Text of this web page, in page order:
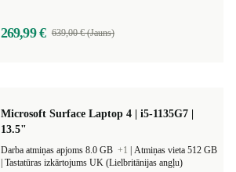
269,99 € 639,00 € (Jauns)
Microsoft Surface Laptop 4 | i5-1135G7 |
13.5"
Darba atmiņas apjoms 8.0 GB +1
Atmiņas vieta 512 GB
Tastatūras izkārtojums UK (Lielbritānijas angļu)